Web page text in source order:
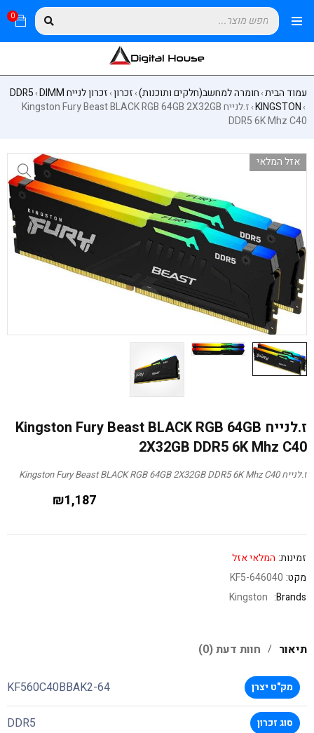
0
עמוד הבית›חומרה למחשב(חלקים ותוכנות)›זכרון›זכרון לנייח DIMM ›
DDR5
›
KINGSTON
›
ז.לנייח Kingston Fury Beast BLACK RGB 64GB 2X32GB
DDR5 6K Mhz C40
אזל המלאי
ז.לנייח Kingston Fury Beast BLACK RGB 64GB
2X32GB DDR5 6K Mhz C40
ז.לנייח Kingston Fury Beast BLACK RGB 64GB 2X32GB DDR5 6K Mhz C40
₪1,187
זמינות: המלאי אזל
מקט: KF5-646040
Brands:
Kingston
תיאור חוות דעת (0)
מק"ט יצרן KF560C40BBAK2-64
סוג זכרון DDR5